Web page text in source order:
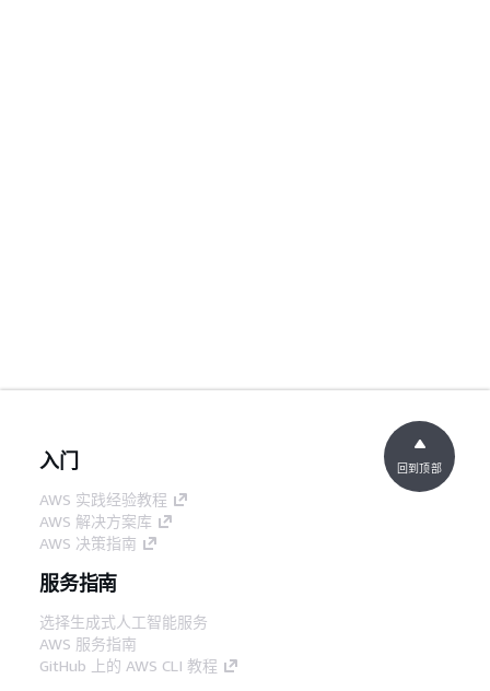
入门
AWS 实践经验教程
AWS 解决方案库
AWS 决策指南
服务指南
选择生成式人工智能服务
AWS 服务指南
GitHub 上的 AWS CLI 教程
回到顶部